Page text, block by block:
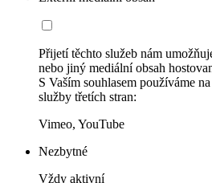
Přijetí těchto služeb nám
nebo jiný mediální obsah
S Vaším souhlasem používáme
služby třetích stran:
Vimeo, YouTube
Nezbytné
Vždy aktivní